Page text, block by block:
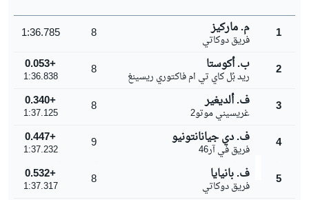
الدراج الزمن
1 م. ماركيز
فريق دوكاتي 8
1:36.785
2
ب. أكوستا
ريد بُل كاي تي ام فاكتوري ريسينغ 8
+0.053
1:36.838
3 ف. ألديغير
غريسيني موتو2 8
+0.340
1:37.125
4 ف. دي جيانانتونيو
فريق في آر46 9
+0.447
1:37.232
5 ف. بانيايا
فريق دوكاتي 8
+0.532
1:37.317